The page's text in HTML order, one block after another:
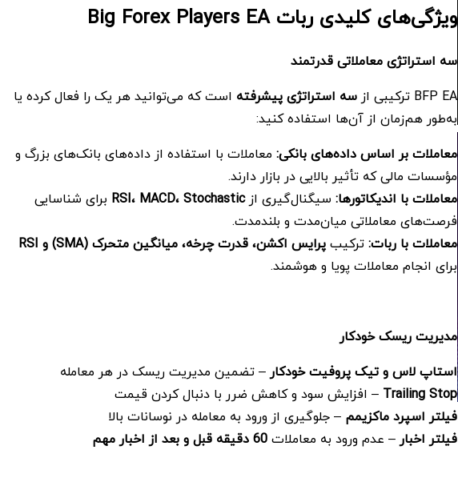
ویژگی‌های کلیدی ربات Big Forex Players EA
سه استراتژی معاملاتی قدرتمند
BFP EA ترکیبی از
سه استراتژی پیشرفته است که می‌توانید هر یک را فعال کرده یا
به‌طور هم‌زمان از آن‌ها استفاده کنید:
معاملات بر اساس داده‌های بانکی: معاملات با استفاده از داده‌های بانک‌های بزرگ و
مؤسسات مالی که تأثیر بالایی در بازار دارند.
معاملات با اندیکاتورها: سیگنال‌گیری از RSI، MACD،Stochastic
برای شناسایی
فرصت‌های معاملاتی میان‌مدت و بلندمدت.
معاملات با ربات:ترکیبپرایس اکشن، قدرت چرخه، میانگین متحرک(SMA) و
برای انجام معاملات پویا و هوشمند.
مدیریت ریسک خودکار
استاپ لاس و تیک پروفیت خودکار– تضمین مدیریت ریسک در هر معامله
Trailing Stop – افزایش سود و کاهش ضرر با دنبال کردن قیمت
فیلتر اسپرد ماکزیمم – جلوگیری از ورود به معامله در نوسانات بالا
فیلتر اخبار– عدم ورود به معاملات60دقیقه قبل و بعد از اخبار مهم